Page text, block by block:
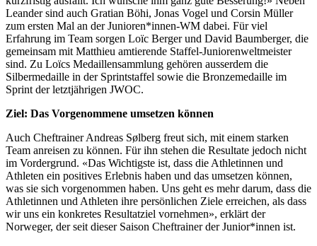
Leander sind auch Gratian Böhi, Jonas Vogel und Corsin Müller
zum ersten Mal an der Junioren*innen-WM dabei. Für viel
Erfahrung im Team sorgen Loïc Berger und David Baumberger, die
gemeinsam mit Matthieu amtierende Staffel-Juniorenweltmeister
sind. Zu Loïcs Medaillensammlung gehören ausserdem die
Silbermedaille in der Sprintstaffel sowie die Bronzemedaille im
Sprint der letztjährigen JWOC.
Ziel: Das Vorgenommene umsetzen können
Auch Cheftrainer Andreas Sølberg freut sich, mit einem starken
Team anreisen zu können. Für ihn stehen die Resultate jedoch nicht
im Vordergrund. «Das Wichtigste ist, dass die Athletinnen und
Athleten ein positives Erlebnis haben und das umsetzen können,
was sie sich vorgenommen haben. Uns geht es mehr darum, dass die
Athletinnen und Athleten ihre persönlichen Ziele erreichen, als dass
wir uns ein konkretes Resultatziel vornehmen», erklärt der
Norweger, der seit dieser Saison Cheftrainer der Junior*innen ist.